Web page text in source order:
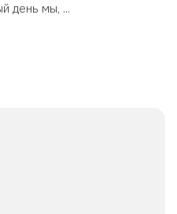
день мы, ...